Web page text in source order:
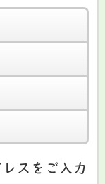
スをご入力